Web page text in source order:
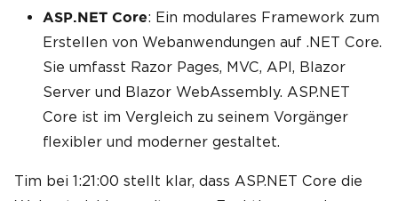
ASP.NET Core: Ein modulares Framework zum
Erstellen von Webanwendungen auf .NET Core.
Sie umfasst Razor Pages, MVC, API, Blazor
Server und Blazor WebAssembly. ASP.NET
Core ist im Vergleich zu seinem Vorgänger
flexibler und moderner gestaltet.
Tim bei 1:21:00 stellt klar, dass ASP.NET Core die